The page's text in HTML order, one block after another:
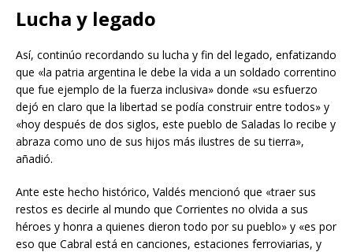
Lucha y legado
Así, continúo recordando su lucha y fin del legado, enfatizando
que «la patria argentina le debe la vida a un soldado correntino
que fue ejemplo de la fuerza inclusiva» donde «su esfuerzo
dejó en claro que la libertad se podía construir entre todos» y
«hoy después de dos siglos, este pueblo de Saladas lo recibe y
abraza como uno de sus hijos más ilustres de su tierra»,
añadió.
Ante este hecho histórico, Valdés mencionó que «traer sus
restos es decirle al mundo que Corrientes no olvida a sus
héroes y honra a quienes dieron todo por su pueblo» y «es por
eso que Cabral está en canciones, estaciones ferroviarias, y